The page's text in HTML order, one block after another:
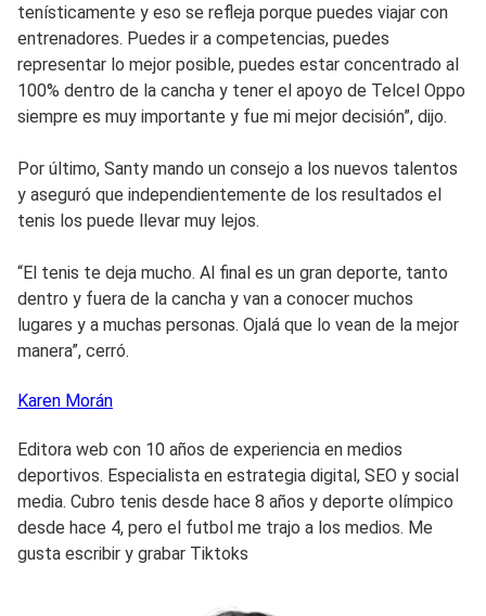
tenísticamente y eso se refleja porque puedes viajar con
entrenadores. Puedes ir a competencias, puedes
representar lo mejor posible, puedes estar concentrado al
100% dentro de la cancha y tener el apoyo de Telcel Oppo
siempre es muy importante y fue mi mejor decisión”, dijo.
Por último, Santy mando un consejo a los nuevos talentos
y aseguró que independientemente de los resultados el
tenis los puede llevar muy lejos.
“El tenis te deja mucho. Al final es un gran deporte, tanto
dentro y fuera de la cancha y van a conocer muchos
lugares y a muchas personas. Ojalá que lo vean de la mejor
manera”, cerró.
Karen Morán
Editora web con 10 años de experiencia en medios
deportivos. Especialista en estrategia digital, SEO y social
media. Cubro tenis desde hace 8 años y deporte olímpico
desde hace 4, pero el futbol me trajo a los medios. Me
gusta escribir y grabar Tiktoks